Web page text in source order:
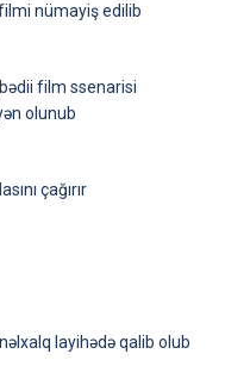
nümayiş edilib
film ssenarisi
olunub
çağırır
layihədə qalib olub